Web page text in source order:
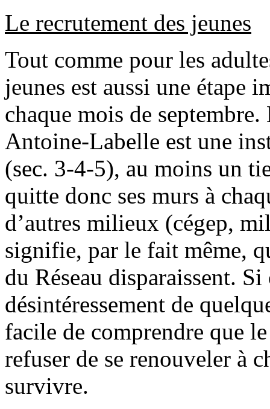
Le recrutement des jeunes
Tout comme pour les
jeunes est aussi une étape
chaque mois de
Antoine-Labelle est une
(sec. 3-4-5), au moins un
quitte donc ses murs à
d’autres milieux (cégep,
signifie, par le fait même,
du Réseau disparaissent.
désintéressement de
facile de comprendre que
refuser de se renouveler à
survivre.